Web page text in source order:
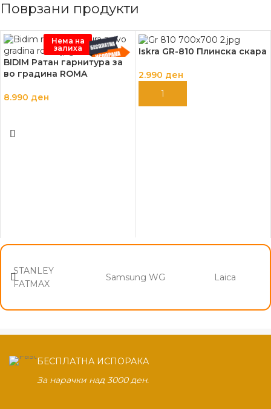
Поврзани продукти
Нема на
залиха
BIDIM Ратан гарнитура за
во градина ROMA
8.990 ден
Iskra GR-810 Плинска скара
2.990 ден
ДОДАЈ ВО КОШНИЦА
STANLEY
FATMAX
Samsung WG Laica
БЕСПЛАТНА ИСПОРАКА
За нарачки над 3000 ден.